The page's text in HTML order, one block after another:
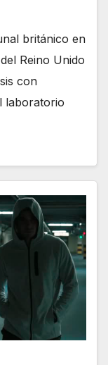
británico en
Reino Unido
con
laboratorio